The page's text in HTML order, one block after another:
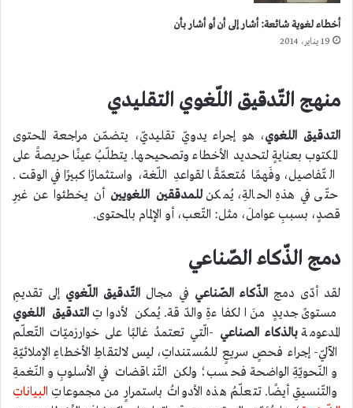
أخطاء لغوية شائعة: أشار إلى أن أو أشار بأن
19 يناير، 2014
منهج التّدقيق اللّغوي التقليدي
التدقيق اللغوي، هو إجراء يدويّ تقليديّ، يتضمّن مراجعة المحتوى
المكتوب بعنايةٍ لتحديد الأخطاء وتصحيحها. يتطلّبُ عينًا حريصةً على
التّفاصيل، وفَهمًا مُتعمّقًا لقواعدِ اللّغة، واستثمارًا كبيرًا في الوقت.
حتّى في هذهِ الحالةِ، يُمكنللمدققين اللغويينأن يخطئوا عن غيرِ
قصدٍ، بسببِ عواملَ، مثل: التّعب، أو الإلمام بالمحتوى.
دمج الذّكاء الصّناعي
لقد أدّى دمجالذّكاء الصّناعي في مجال التّدقيق اللّغوي إلى تقديمِ
مستوىً جديدٍ منَ الكفاءةِ والدّقة. يُمكن لأدواتِ التدقيق اللغوي
المدعومةبالذكاء الصناعي -الّتي تعتمدُ غالبًا على خوارزميّات التّعلّم
الآليّ- إجراء فحصٍ سريعٍ للمُستنداتِ، ليس لالتقاطِ الأخطاءِ الإملائيّةِ
والنّحويّةِ الواضحة فحسب؛ ولكن التّناقضات في الأسلوبِ والنّغمةِ
والتّنسيقِ أيضًا. تتعلّمُ هذه الأدواتُ باستمرارٍ من مجموعاتِ البياناتِ